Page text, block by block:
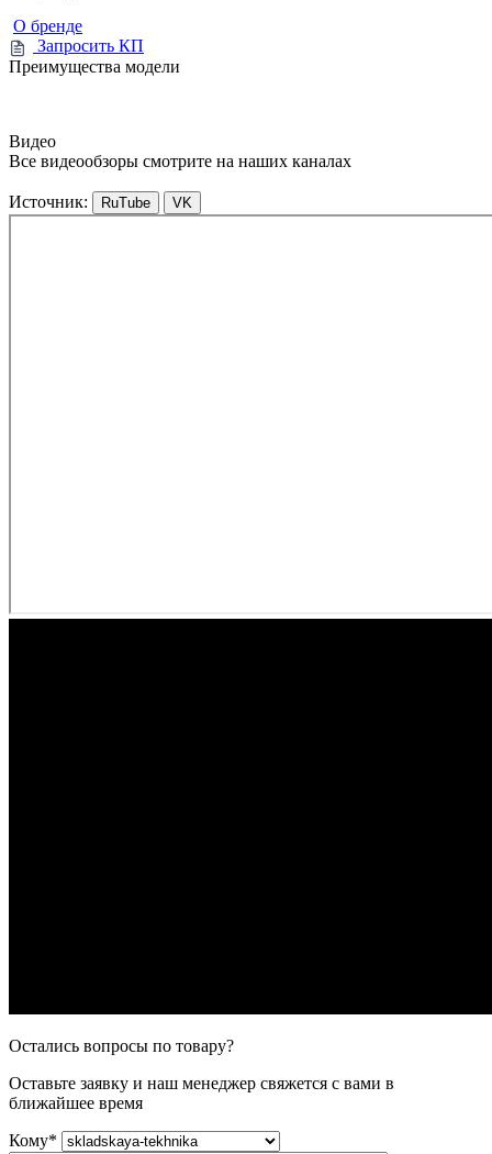
О бренде
Запросить КП
Преимущества модели
Видео
Все видеообзоры смотрите на наших каналах
Источник: RuTube VK
Остались вопросы по товару?
Оставьте заявку и наш менеджер свяжется с вами в
ближайшее время
Кому*